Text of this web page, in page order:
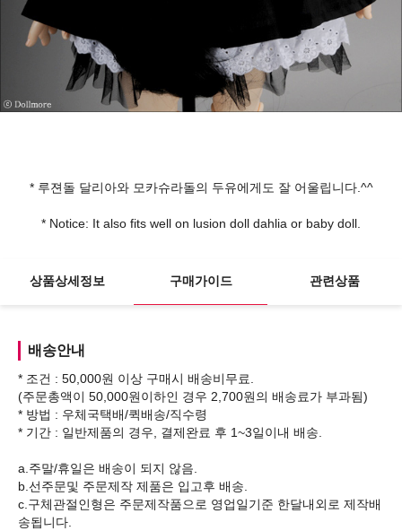
* 루젼돌 달리아와 모카슈라돌의 두유에게도 잘 어울립니다.^^
* Notice: It also fits well on lusion doll dahlia or baby doll.
상품상세정보 구매가이드 관련상품
배송안내
* 조건 : 50,000원 이상 구매시 배송비무료.
(주문총액이 50,000원이하인 경우 2,700원의 배송료가 부과됨)
* 방법 : 우체국택배/퀵배송/직수령
* 기간 : 일반제품의 경우, 결제완료 후 1~3일이내 배송.
a.주말/휴일은 배송이 되지 않음.
b.선주문및 주문제작 제품은 입고후 배송.
c.구체관절인형은 주문제작품으로 영업일기준 한달내외로 제작배
송됩니다.